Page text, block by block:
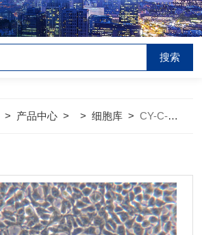
> 产品中心 > >细胞库 >CY-C-H0306人结肠腺癌细胞RKO